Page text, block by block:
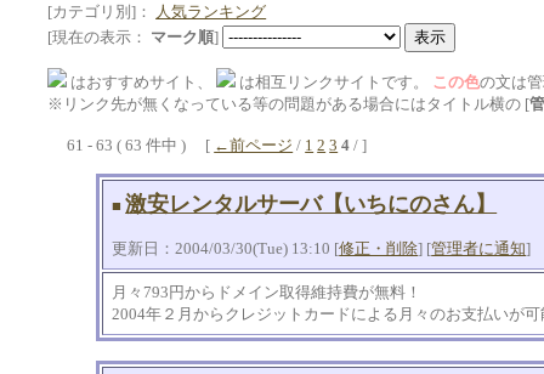
[カテゴリ別]：
人気ランキング
[現在の表示： マーク順]
はおすすめサイト、 は相互リンクサイトです。 この色の文は
※リンク先が無くなっている等の問題がある場合にはタイトル横の [
61 - 63 ( 63 件中 ) [ ←前ページ / 1 2 3 4 / ]
■ 激安レンタルサーバ【いちにのさん】
更新日：2004/03/30(Tue) 13:10 [修正・削除] [管理者に通知]
月々793円からドメイン取得維持費が無料！
2004年２月からクレジットカードによる月々のお支払いが